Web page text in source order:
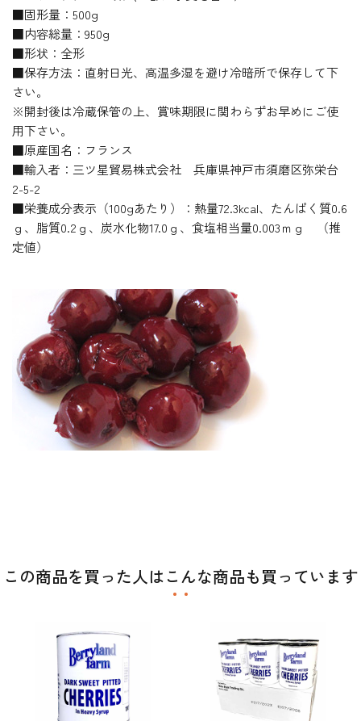
■固形量：500g
■内容総量：950g
■形状：全形
■保存方法：直射日光、高温多湿を避け冷暗所で保存して下
さい。
※開封後は冷蔵保管の上、賞味期限に関わらずお早めにご使
用下さい。
■原産国名：フランス
■輸入者：三ツ星貿易株式会社 兵庫県神戸市須磨区弥栄台
2-5-2
■栄養成分表示（100gあたり）：熱量72.3kcal、たんぱく質0.6
ｇ、脂質0.2ｇ、炭水化物17.0ｇ、食塩相当量0.003ｍｇ （推
定値）
この商品を買った人はこんな商品も買っています